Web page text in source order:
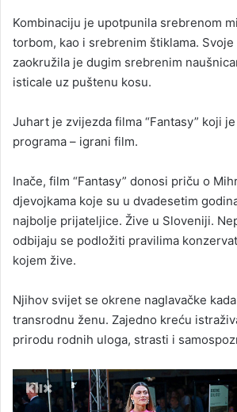
Kombinaciju je upotpunila srebrenom
torbom, kao i srebrenim štiklama.
zaokružila je dugim srebrenim
isticale uz puštenu kosu.
Juhart je zvijezda filma “Fantasy” koji
programa – igrani film.
Inače, film “Fantasy” donosi priču o
djevojkama koje su u dvadesetim
najbolje prijateljice. Žive u Sloveniji.
odbijaju se podložiti pravilima
kojem žive.
Njihov svijet se okrene naglavačke
transrodnu ženu. Zajedno kreću
prirodu rodnih uloga, strasti i